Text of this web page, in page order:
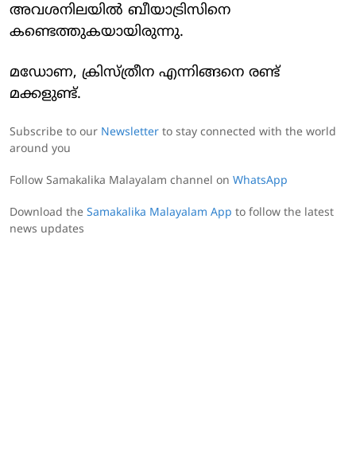
അവശനിലയിൽ ബീയാട്രിസിനെ
കണ്ടെത്തുകയായിരുന്നു.
മഡോണ, ക്രിസ്ത്രീന എന്നിങ്ങനെ രണ്ട്
മക്കളുണ്ട്.
Subscribe to our Newsletter to stay connected with the world
around you
Follow Samakalika Malayalam channel on WhatsApp
Download the Samakalika Malayalam App to follow the latest
news updates